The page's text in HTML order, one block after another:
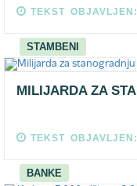
TEKST
STAMBENI
MILIJARDA ZA
TEKST
BANKE